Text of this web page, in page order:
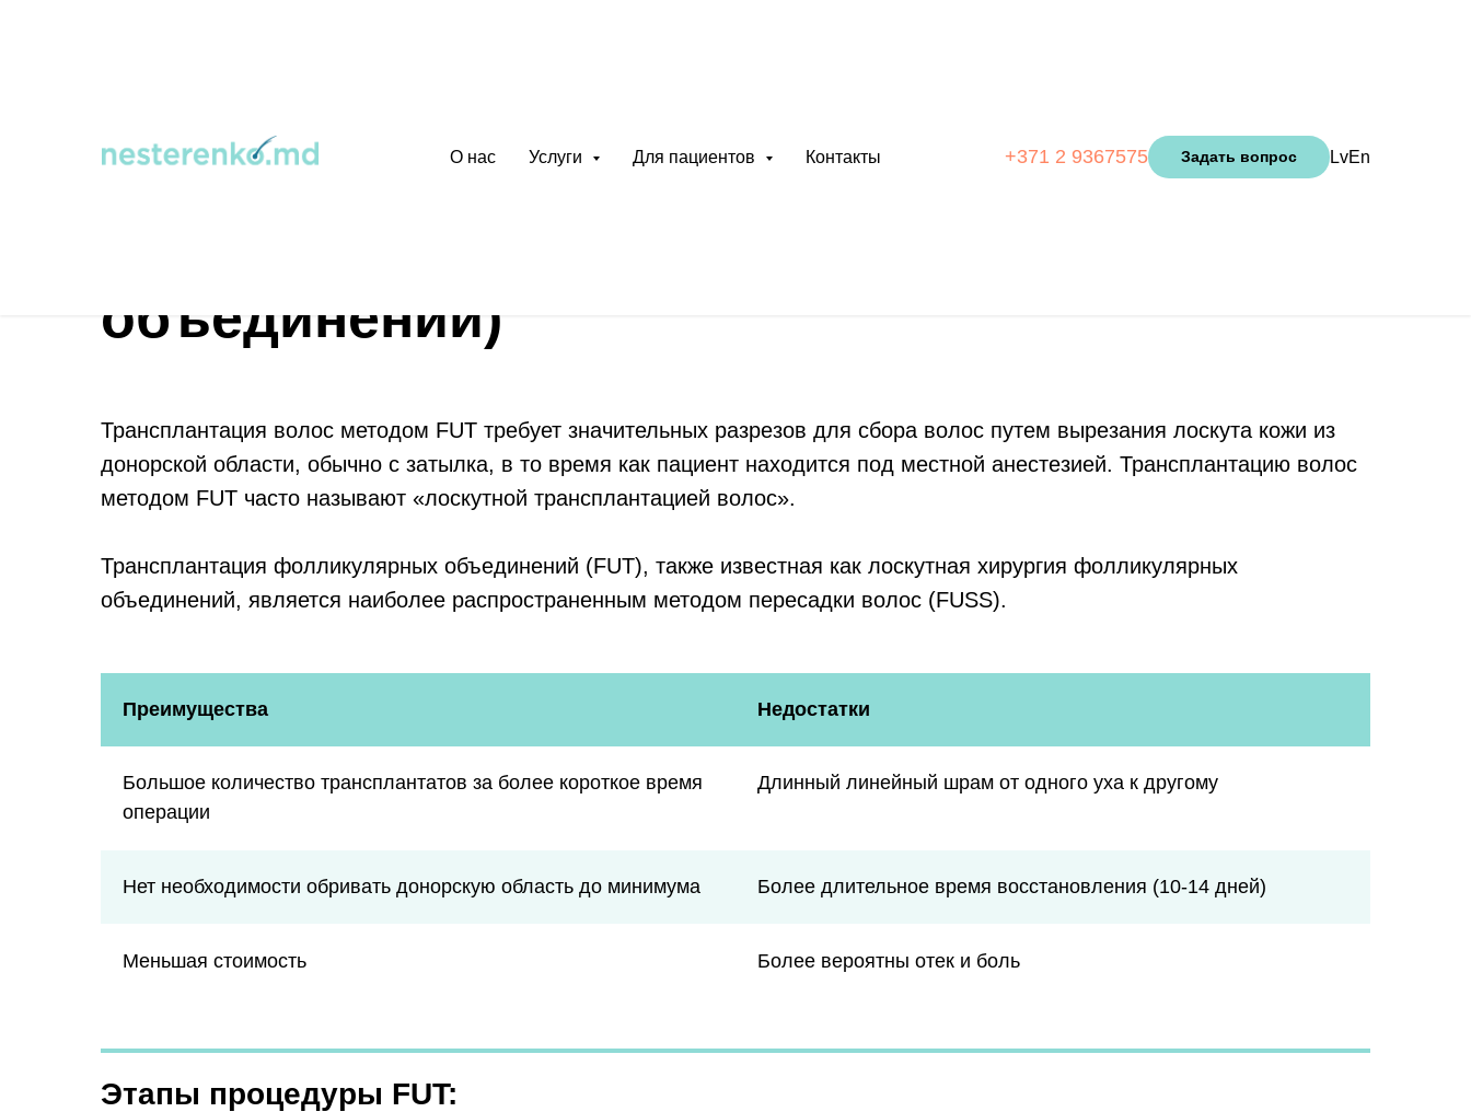
О нас Услуги Для пациентов Контакты +371 2 9367575 Задать вопрос LvEn
Главная FUT (трансплантация фолликулярных объединений)
объединений)
Трансплантация волос методом FUT требует значительных разрезов для сбора волос путем вырезания лоскута кожи из
донорской области, обычно с затылка, в то время как пациент находится под местной анестезией. Трансплантацию волос
методом FUT часто называют «лоскутной трансплантацией волос».
Трансплантация фолликулярных объединений (FUT), также известная как лоскутная хирургия фолликулярных
объединений, является наиболее распространенным методом пересадки волос (FUSS).
Преимущества Недостатки
Большое количество трансплантатов за более короткое время
операции
Длинный линейный шрам от одного уха к другому
Нет необходимости обривать донорскую область до минимума Более длительное время восстановления (10-14 дней)
Меньшая стоимость Более вероятны отек и боль
Этапы процедуры FUT: